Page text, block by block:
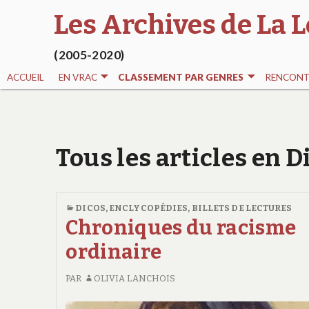
Les Archives de La
(2005-2020)
ACCUEIL EN VRAC CLASSEMENT PAR GENRES
Tous les articles en
DICOS, ENCLYCOPÉDIES, BILLETS DE LECTURES
Chroniques du racisme
ordinaire
PAR OLIVIA LANCHOIS